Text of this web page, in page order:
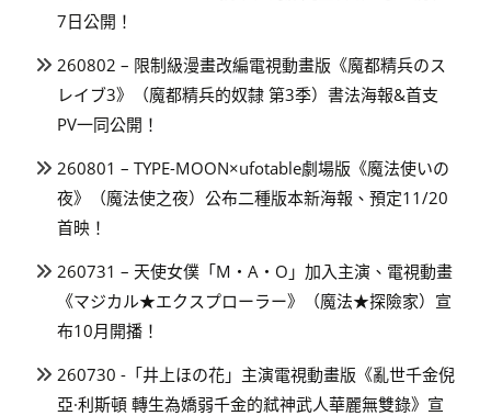
7日公開！
260802 – 限制級漫畫改編電視動畫版《魔都精兵のス
レイブ3》（魔都精兵的奴隸 第3季）書法海報&首支
PV一同公開！
260801 – TYPE-MOON×ufotable劇場版《魔法使いの
夜》（魔法使之夜）公布二種版本新海報、預定11/20
首映！
260731 – 天使女僕「M・A・O」加入主演、電視動畫
《マジカル★エクスプローラー》（魔法★探險家）宣
布10月開播！
260730 -「井上ほの花」主演電視動畫版《亂世千金倪
亞·利斯頓 轉生為嬌弱千金的弒神武人華麗無雙錄》宣